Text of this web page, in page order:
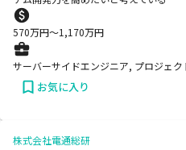
570万円〜1,170万円
サーバーサイドエンジニア, プロジェク
お気に入り
株式会社電通総研